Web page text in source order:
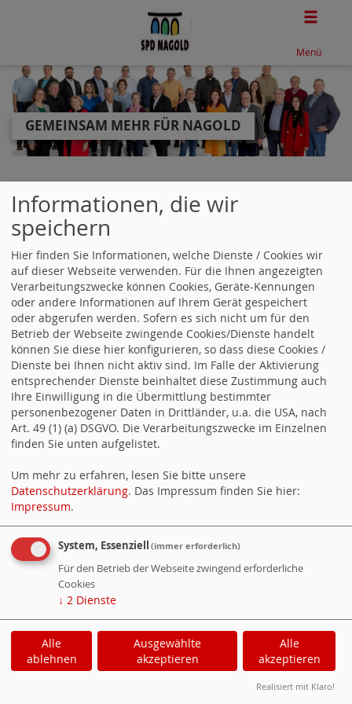
Menü
GEMEINSAM MEHR FÜR NAGOLD
Fehler
Das Formular ist nicht vorhanden.
WebSozis WebsoziCMS
Cookie-Manager
Datenschutzerklärung
Impressum
Informationen, die wir
speichern
Hier finden Sie Informationen, welche Dienste / Cookies wir
auf dieser Webseite verwenden. Für die Ihnen angezeigten
Verarbeitungszwecke können Cookies, Geräte-Kennungen
oder andere Informationen auf Ihrem Gerät gespeichert
oder abgerufen werden. Sofern es sich nicht um für den
Betrieb der Webseite zwingende Cookies/Dienste handelt
können Sie diese hier konfigurieren, so dass diese Cookies /
Dienste bei Ihnen nicht aktiv sind. Im Falle der Aktivierung
entsprechender Dienste beinhaltet diese Zustimmung auch
Ihre Einwilligung in die Übermittlung bestimmter
personenbezogener Daten in Drittländer, u.a. die USA, nach
Art. 49 (1) (a) DSGVO. Die Verarbeitungszwecke im Einzelnen
finden Sie unten aufgelistet.
Um mehr zu erfahren, lesen Sie bitte unsere
Datenschutzerklärung. Das Impressum finden Sie hier:
Impressum.
System, Essenziell (immer erforderlich)
Für den Betrieb der Webseite zwingend erforderliche
Cookies
↓ 2 Dienste
Alle
ablehnen
Ausgewählte
akzeptieren
Alle
akzeptieren
Realisiert mit Klaro!